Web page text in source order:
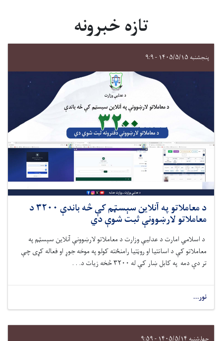
تازه خبرونه
پنجشنبه ۱۴۰۵/۵/۱۵ - ۹:۹
د معاملاتو په آنلاین سېسټم کې څه ‌باندې ۳۲۰۰ د
معاملاتو لارښوونې ثبت شوې دي
د اسلامي امارت د عدلیې وزارت د معاملاتو لارښوونې آنلاین سېسټم په
معاملاتو کې د اسانتیا او روڼتیا رامنځته کولو په موخه جوړ او فعاله کړیچې
تر دې‌ دمه په کابل ښار کې له ۳۲۰۰ څخه زیات د. . .
نور...
چهارشنبه ۱۴۰۵/۵/۱۴ - ۹:۵۹